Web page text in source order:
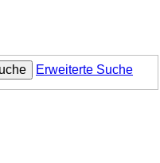
Erweiterte Suche